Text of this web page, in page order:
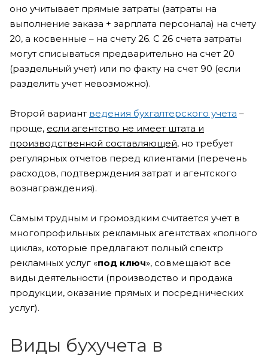
оно учитывает прямые затраты (затраты на
выполнение заказа + зарплата персонала) на счету
20, а косвенные – на счету 26. С 26 счета затраты
могут списываться предварительно на счет 20
(раздельный учет) или по факту на счет 90 (если
разделить учет невозможно).
Второй вариант ведения бухгалтерского учета –
проще, если агентство не имеет штата и
производственной составляющей, но требует
регулярных отчетов перед клиентами (перечень
расходов, подтверждения затрат и агентского
вознаграждения).
Самым трудным и громоздким считается учет в
многопрофильных рекламных агентствах «полного
цикла», которые предлагают полный спектр
рекламных услуг «под ключ», совмещают все
виды деятельности (производство и продажа
продукции, оказание прямых и посреднических
услуг).
Виды бухучета в